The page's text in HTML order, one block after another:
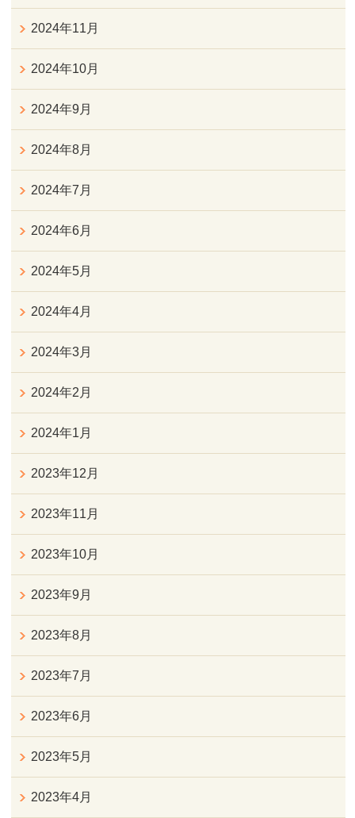
2024年11月
2024年10月
2024年9月
2024年8月
2024年7月
2024年6月
2024年5月
2024年4月
2024年3月
2024年2月
2024年1月
2023年12月
2023年11月
2023年10月
2023年9月
2023年8月
2023年7月
2023年6月
2023年5月
2023年4月